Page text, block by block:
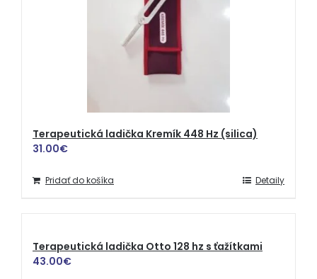
Terapeutická ladička Kremík 448 Hz (silica)
31.00€
Pridať do košíka Detaily
Terapeutická ladička Otto 128 hz s ťažítkami
43.00€